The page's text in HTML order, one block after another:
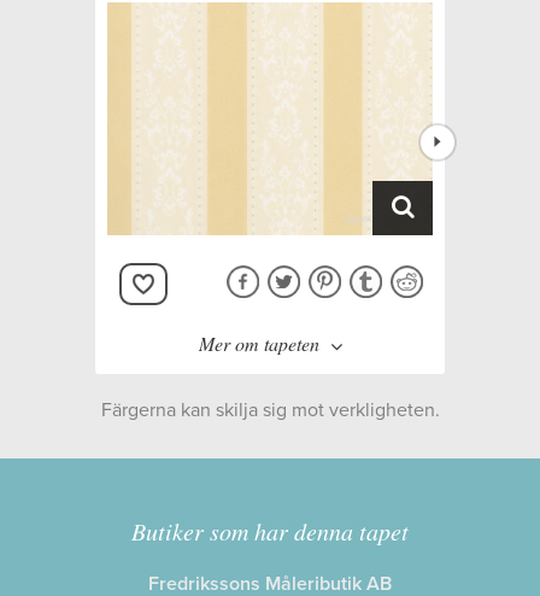
Mer om tapeten
Kollektion:
Mormors Tid
Information
Färgerna kan skilja sig mot verkligheten.
Butiker som har denna tapet
Fredrikssons Måleributik AB